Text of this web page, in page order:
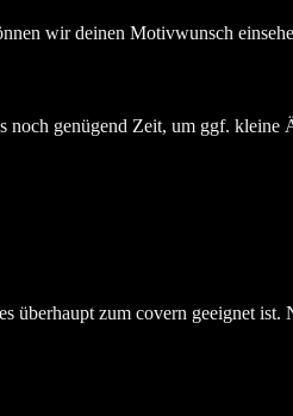
wir deinen Motivwunsch
noch genügend Zeit, um ggf. kleine
überhaupt zum covern geeignet